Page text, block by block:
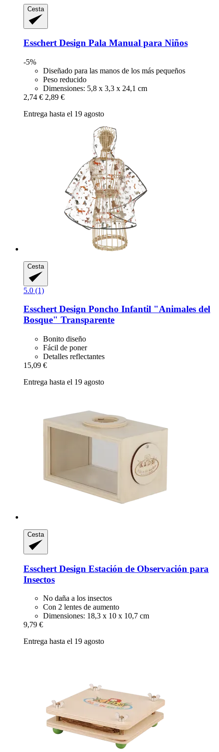
Cesta
Esschert Design Pala Manual para Niños
-5%
Diseñado para las manos de los más pequeños
Peso reducido
Dimensiones: 5,8 x 3,3 x 24,1 cm
2,74 € 2,89 €
Entrega hasta el 19 agosto
Cesta
5.0 (1)
Esschert Design Poncho Infantil "Animales del
Bosque" Transparente
Bonito diseño
Fácil de poner
Detalles reflectantes
15,09 €
Entrega hasta el 19 agosto
Cesta
Esschert Design Estación de Observación para
Insectos
No daña a los insectos
Con 2 lentes de aumento
Dimensiones: 18,3 x 10 x 10,7 cm
9,79 €
Entrega hasta el 19 agosto